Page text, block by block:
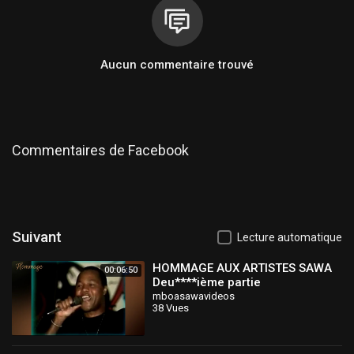
Aucun commentaire trouvé
Commentaires de Facebook
Suivant Lecture automatique
00:06:50
HOMMAGE AUX ARTISTES SAWA
Deu****ième partie
mboasawavideos
38 Vues